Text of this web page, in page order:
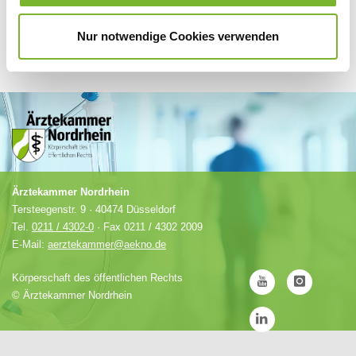
Nur notwendige Cookies verwenden
Ärztekammer Nordrhein
Tersteegenstr. 9 · 40474 Düsseldorf
Tel. 0211 / 4302-0 · Fax 0211 / 4302 2009
E-Mail: aerztekammer@aekno.de
Körperschaft des öffentlichen Rechts
© Ärztekammer Nordrhein